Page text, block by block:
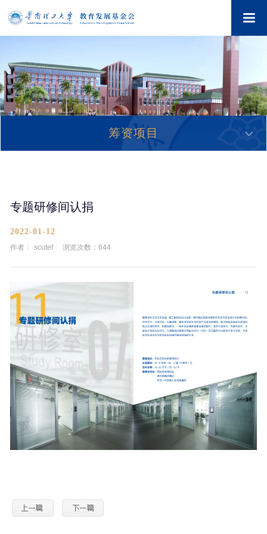
筹资项目
专题研修间认捐
2022-01-12
作者： scutef 浏览次数： 644